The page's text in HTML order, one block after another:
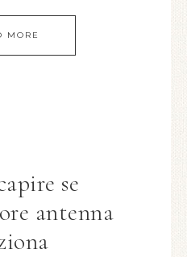
MORE
se
antenna